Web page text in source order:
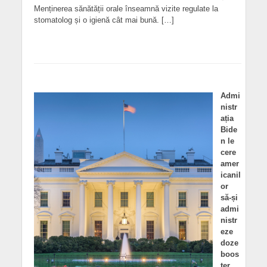
Menținerea sănătății orale înseamnă vizite regulate la
stomatolog și o igienă cât mai bună. […]
Admi
nistr
ația
Bide
n le
cere
amer
icanil
or
să-și
admi
nistr
eze
doze
boos